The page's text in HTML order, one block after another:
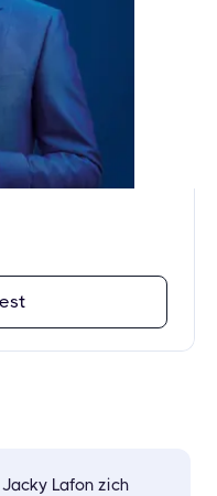
Jacky Lafon zich